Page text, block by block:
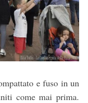
e fuso in un
come mai prima.